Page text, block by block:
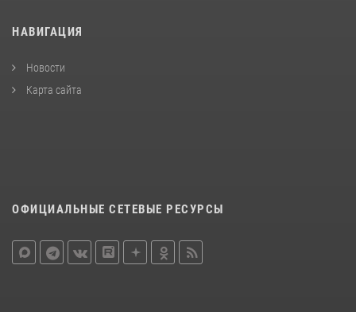
НАВИГАЦИЯ
Новости
Карта сайта
ОФИЦИАЛЬНЫЕ СЕТЕВЫЕ РЕСУРСЫ